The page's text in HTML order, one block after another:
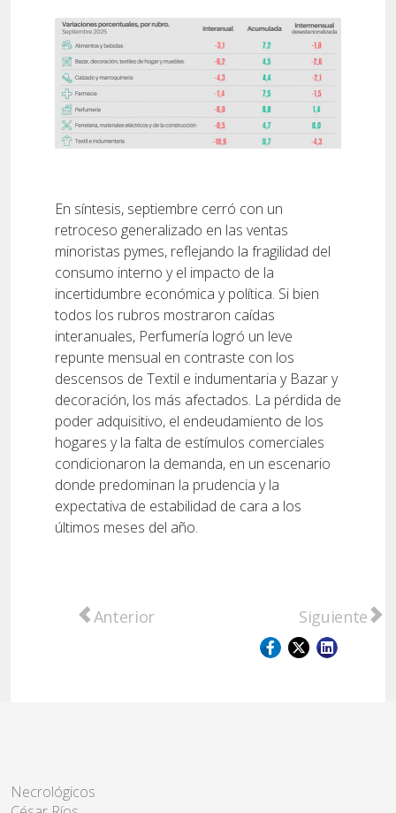
En síntesis, septiembre cerró con un
retroceso generalizado en las ventas
minoristas pymes, reflejando la fragilidad del
consumo interno y el impacto de la
incertidumbre económica y política. Si bien
todos los rubros mostraron caídas
interanuales, Perfumería logró un leve
repunte mensual en contraste con los
descensos de Textil e indumentaria y Bazar y
decoración, los más afectados. La pérdida de
poder adquisitivo, el endeudamiento de los
hogares y la falta de estímulos comerciales
condicionaron la demanda, en un escenario
donde predominan la prudencia y la
expectativa de estabilidad de cara a los
últimos meses del año.
Artículo anterior: La Bolsa de Comercio
Anterior Artículo
Siguiente
Necrológicos